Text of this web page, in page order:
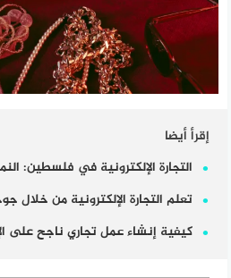
إقرأ أيضا
التجارة الإلكترونية في فلسطين:
تعلم التجارة الإلكترونية من خلال
كيفية إنشاء عمل تجاري ناجح على